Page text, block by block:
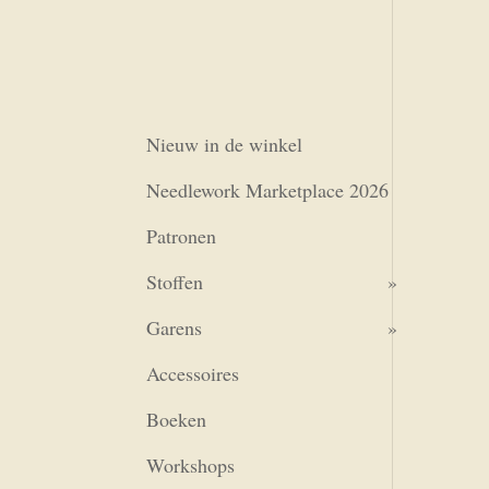
Nieuw in de winkel
Needlework Marketplace 2026
Patronen
Stoffen
Garens
Accessoires
Boeken
Workshops